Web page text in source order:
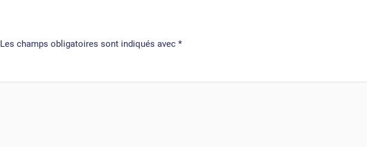
Les champs obligatoires sont indiqués avec *